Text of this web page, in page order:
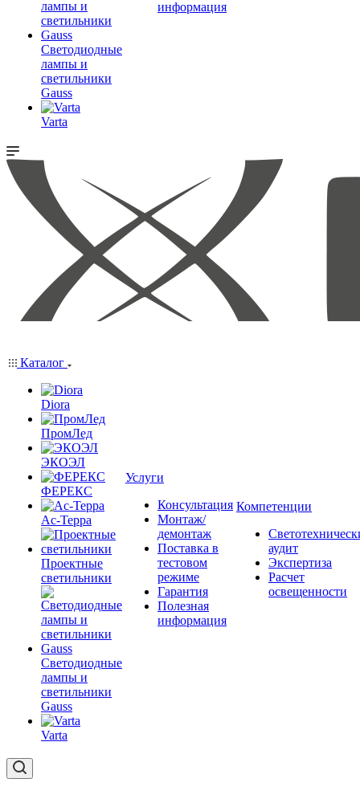
Светодиодные
лампы и
светильники
Gauss
Varta
информация
Каталог
Diora
ПромЛед
ЭКОЭЛ
ФЕРЕКС
Ас-Терра
Проектные
светильники
Светодиодные
лампы и
светильники
Gauss
Varta
Услуги
Консультация
Монтаж/
демонтаж
Поставка в
тестовом
режиме
Гарантия
Полезная
информация
Компетенции
аудит
Экспертиза
Расчет
освещенности